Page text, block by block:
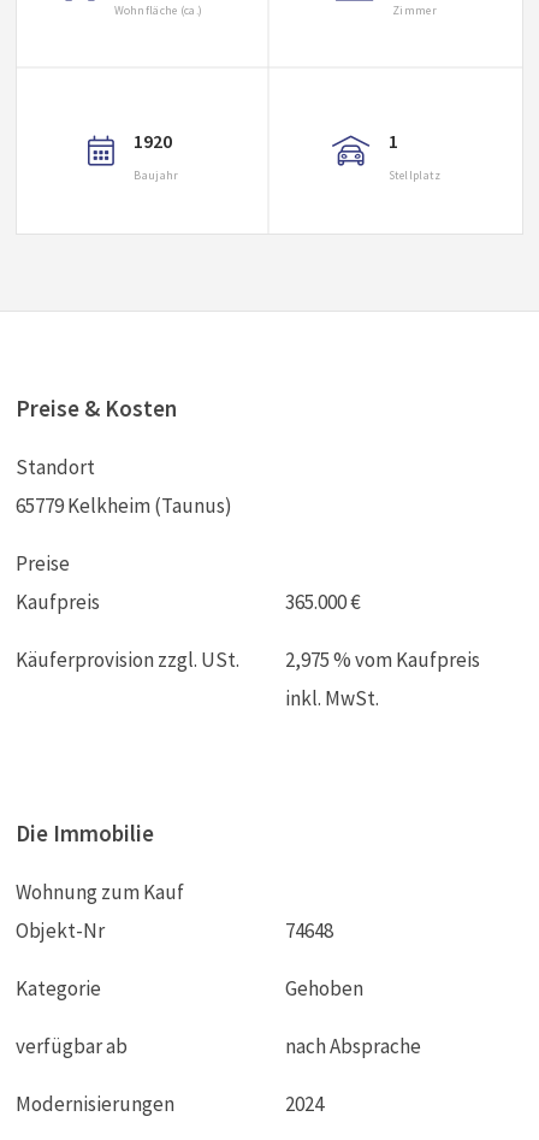
Wohnfläche (ca.) Zimmer
1920
Baujahr
1
Stellplatz
Preise & Kosten
Standort
65779 Kelkheim (Taunus)
Preise
Kaufpreis
365.000 €
Käuferprovision zzgl. USt.
2,975 % vom Kaufpreis
inkl. MwSt.
Die Immobilie
Wohnung zum Kauf
Objekt-Nr
74648
Kategorie Gehoben
verfügbar ab nach Absprache
Modernisierungen 2024